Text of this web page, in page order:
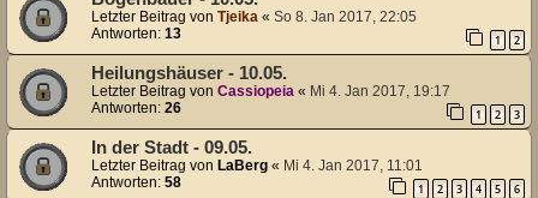
Letzter Beitrag von Tjeika « So 8. Jan 2017, 22:05
Antworten: 13 1 2
Heilungshäuser - 10.05.
Letzter Beitrag von Cassiopeia « Mi 4. Jan 2017, 19:17
Antworten: 26 1 2 3
In der Stadt - 09.05.
Letzter Beitrag von LaBerg « Mi 4. Jan 2017, 11:01
Antworten: 58 1 2 3 4 5 6